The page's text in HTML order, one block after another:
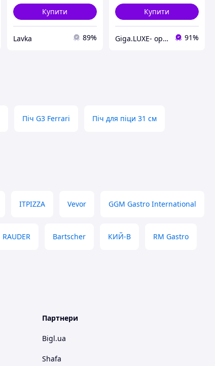
Купити
Lavka 89%
Купити
Giga.LUXE- оригінальна техніка 91%
Піч G3 Ferrari Піч для піци 31 см
ITPIZZA Vevor GGM Gastro International
RAUDER Bartscher КИЙ-В RM Gastro
Партнери
Bigl.ua
Shafa